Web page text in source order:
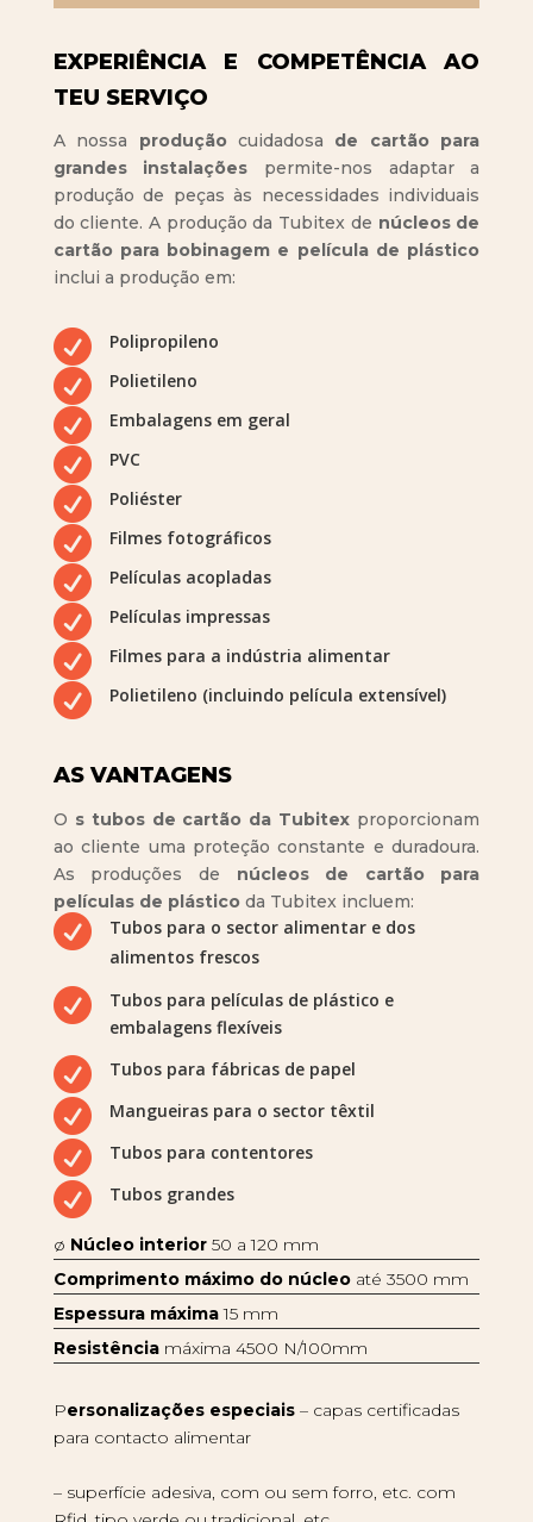
EXPERIÊNCIA E COMPETÊNCIA AO
TEU SERVIÇO
A nossa produção cuidadosa de cartão para
grandes instalações permite-nos adaptar a
produção de peças às necessidades individuais
do cliente. A produção da Tubitex de núcleos de
cartão para bobinagem e película de plástico
inclui a produção em:
 Polipropileno
 Polietileno
 Embalagens em geral
 PVC
 Poliéster
 Filmes fotográficos
 Películas acopladas
 Películas impressas
 Filmes para a indústria alimentar
 Polietileno (incluindo película extensível)
AS VANTAGENS
O s tubos de cartão da Tubitex proporcionam
ao cliente uma proteção constante e duradoura.
As produções de núcleos de cartão para
películas de plástico da Tubitex incluem:

Tubos para o sector alimentar e dos
alimentos frescos

Tubos para películas de plástico e
embalagens flexíveis
 Tubos para fábricas de papel
 Mangueiras para o sector têxtil
 Tubos para contentores
 Tubos grandes
ø Núcleo interior 50 a 120 mm
Comprimento máximo do núcleo até 3500 mm
Espessura máxima15 mm
Resistência máxima 4500 N/100mm
Personalizações especiais– capas certificadas
para contacto alimentar
– superfície adesiva, com ou sem forro, etc. com